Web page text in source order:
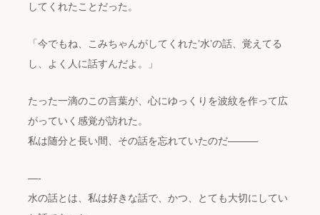
してくれたことだった。
「今でもね、こみちゃんがしてくれた’水’の話、覚えてる
し、よく人に話すんだよ。」
たった一滴のこの言葉が、心にゆっくりを波紋を作って広
がっていく感覚が訪れた。
私は随分と長い間、その話を忘れていたのだ―――
—-
水の話とは、私は好きな話で、かつ、とても大切にしてい